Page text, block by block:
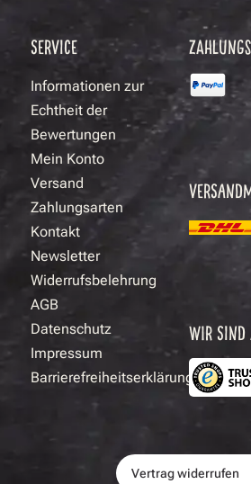
SERVICE
Informationen zur
Echtheit der
Bewertungen
Mein Konto
Versand
Zahlungsarten
Kontakt
Newsletter
Widerrufsbelehrung
AGB
Datenschutz
Impressum
Barrierefreiheitserklärung
WIR SIND
Vertrag widerrufen